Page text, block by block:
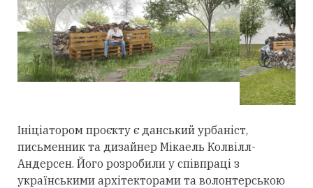
Ініціатором проєкту є данський урбаніст,
письменник та дизайнер Мікаель Колвілл-
Андерсен. Його розробили у співпраці з
українськими архітекторами та волонтерською